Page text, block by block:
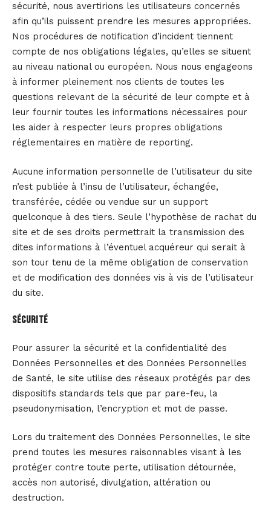
sécurité, nous avertirions les utilisateurs concernés
afin qu’ils puissent prendre les mesures appropriées.
Nos procédures de notification d’incident tiennent
compte de nos obligations légales, qu’elles se situent
au niveau national ou européen. Nous nous engageons
à informer pleinement nos clients de toutes les
questions relevant de la sécurité de leur compte et à
leur fournir toutes les informations nécessaires pour
les aider à respecter leurs propres obligations
réglementaires en matière de reporting.
Aucune information personnelle de l’utilisateur du site
n’est publiée à l’insu de l’utilisateur, échangée,
transférée, cédée ou vendue sur un support
quelconque à des tiers. Seule l’hypothèse de rachat du
site et de ses droits permettrait la transmission des
dites informations à l’éventuel acquéreur qui serait à
son tour tenu de la même obligation de conservation
et de modification des données vis à vis de l’utilisateur
du site.
Sécurité
Pour assurer la sécurité et la confidentialité des
Données Personnelles et des Données Personnelles
de Santé, le site utilise des réseaux protégés par des
dispositifs standards tels que par pare-feu, la
pseudonymisation, l’encryption et mot de passe.
Lors du traitement des Données Personnelles, le site
prend toutes les mesures raisonnables visant à les
protéger contre toute perte, utilisation détournée,
accès non autorisé, divulgation, altération ou
destruction.